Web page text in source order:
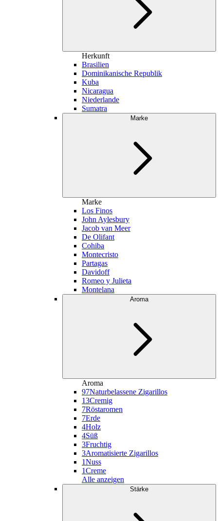
Herkunft
Brasilien
Dominikanische Republik
Kuba
Nicaragua
Niederlande
Sumatra
Marke
Marke
Los Finos
John Aylesbury
Jacob van Meer
De Olifant
Cohiba
Montecristo
Partagas
Davidoff
Romeo y Julieta
Montelana
Aroma
Aroma
97Naturbelassene Zigarillos
13Cremig
7Röstaromen
7Erde
4Holz
4Süß
3Fruchtig
3Aromatisierte Zigarillos
1Nuss
1Creme
Alle anzeigen
Stärke